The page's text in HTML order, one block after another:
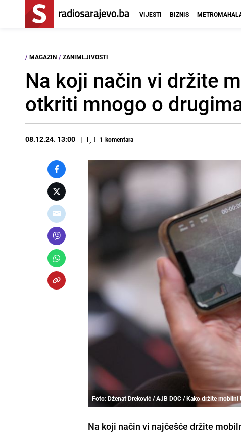
VIJESTI BIZNIS
/ MAGAZIN / ZANIMLJIVOSTI
Na koji način vi držite
otkriti mnogo o
08.12.24. 13:00 1 komentara
Foto: Dženat Dreković / AJB DOC / Kako držite
Na koji način vi najčešće držite